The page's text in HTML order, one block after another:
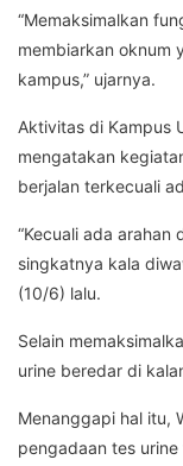
“Memaksimalkan
membiarkan oknum
kampus,” ujarnya.
Aktivitas di Kampus
mengatakan
berjalan terkecuali
“Kecuali ada arahan
singkatnya kala
(10/6) lalu.
Selain
urine beredar di
Menanggapi hal itu,
pengadaan tes